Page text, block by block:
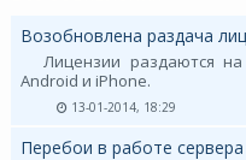
Возобновлена раздача
Лицензии раздаются
Android и iPhone.
13-01-2014, 18:29
Перебои в работе сервера